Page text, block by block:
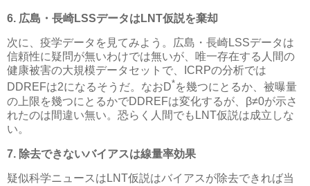
6. 広島・長崎LSSデータはLNT仮説を棄却
次に、疫学データを見てみよう。広島・長崎LSSデータは
信頼性に疑問が無いわけでは無いが、唯一存在する人間の
健康被害の大規模データセットで、ICRPの分析では
DDREFは2になるそうだ。なおD*を幾つにとるか、被曝量
の上限を幾つにとるかでDDREFは変化するが、β≠0が示さ
れたのは間違い無い。恐らく人間でもLNT仮説は成立しな
い。
7. 除去できないバイアスは線量率効果
疑似科学ニュースはLNT仮説はバイアスが除去できれば当